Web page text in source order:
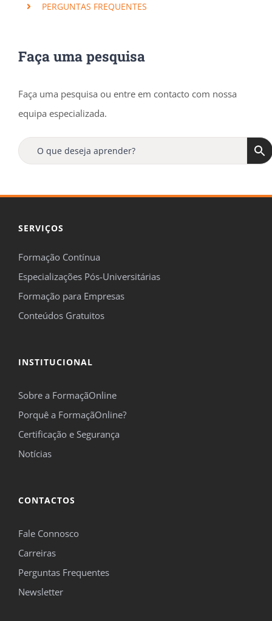
PERGUNTAS FREQUENTES
Faça uma pesquisa
Faça uma pesquisa ou entre em contacto com nossa
equipa especializada.
SERVIÇOS
Formação Contínua
Especializações Pós-Universitárias
Formação para Empresas
Conteúdos Gratuitos
INSTITUCIONAL
Sobre a FormaçãOnline
Porquê a FormaçãOnline?
Certificação e Segurança
Notícias
CONTACTOS
Fale Connosco
Carreiras
Perguntas Frequentes
Newsletter